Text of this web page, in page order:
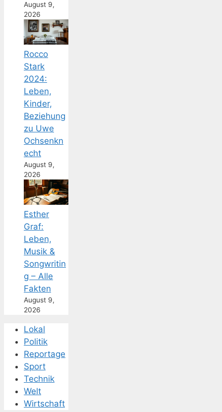
August 9,
2026
Rocco
Stark
2024:
Leben,
Kinder,
Beziehung
zu Uwe
Ochsenkn
echt
August 9,
2026
Esther
Graf:
Leben,
Musik &
Songwritin
g – Alle
Fakten
August 9,
2026
Lokal
Politik
Reportage
Sport
Technik
Welt
Wirtschaft